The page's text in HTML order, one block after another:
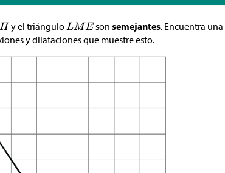
y el triángulo son semejantes. Encuentra
y dilataciones que muestre esto.